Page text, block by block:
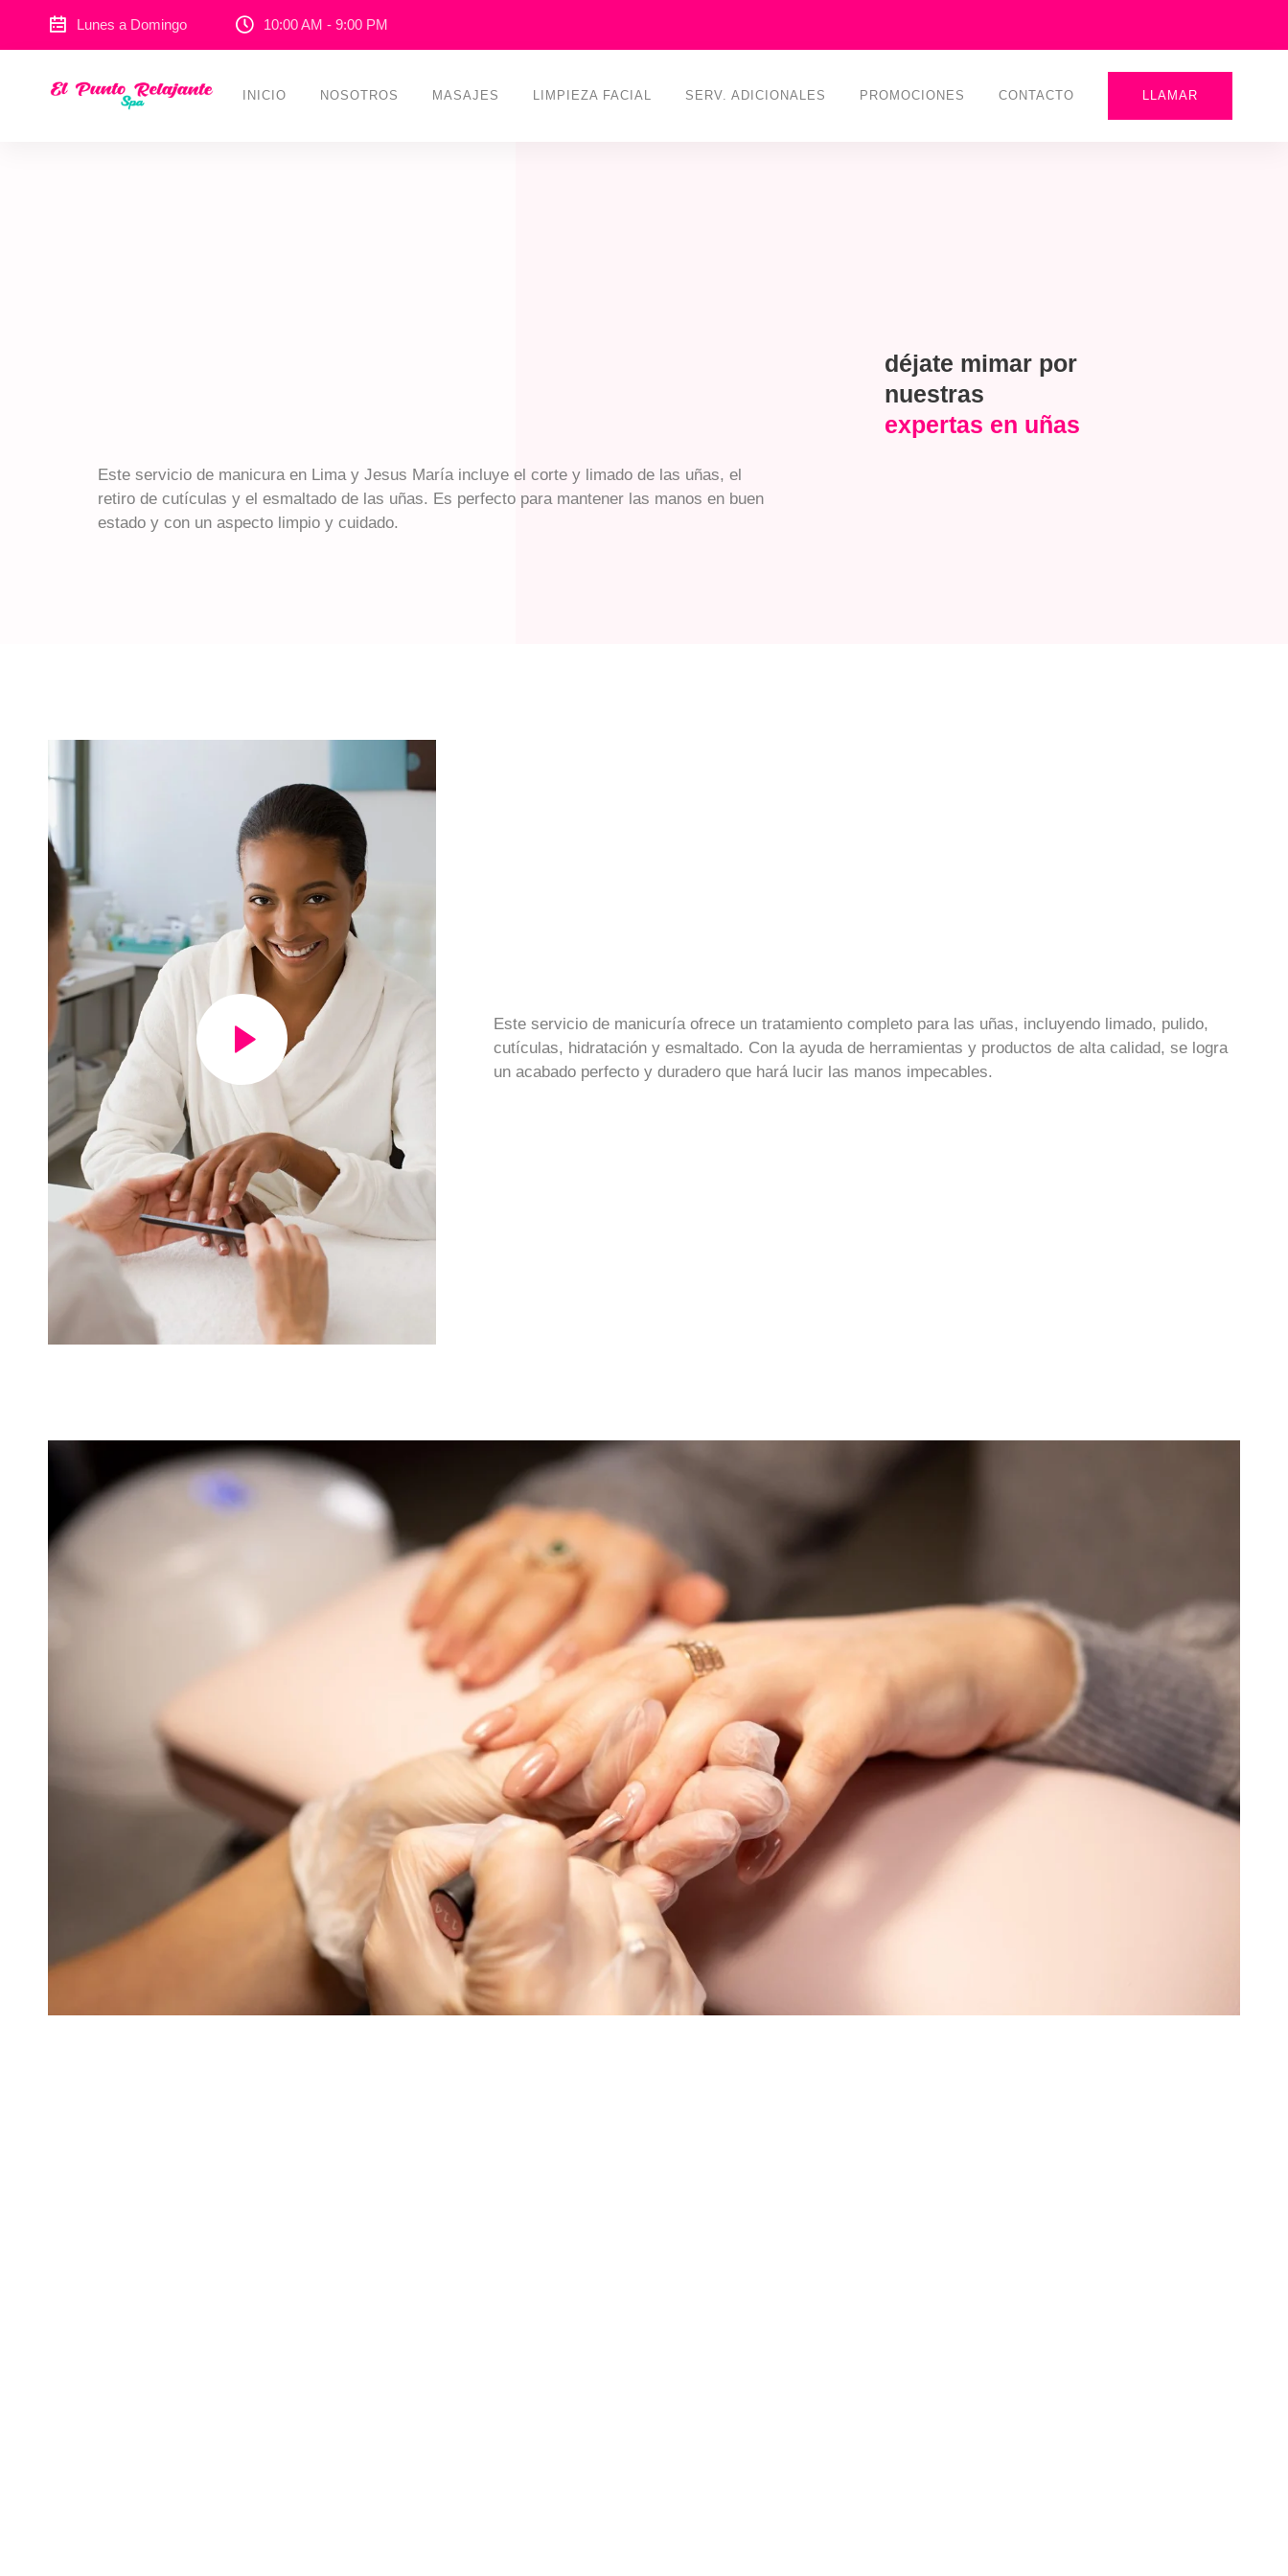
Lunes a Domingo 10:00 AM - 9:00 PM
INICIO NOSOTROS MASAJES LIMPIEZA FACIAL SERV. ADICIONALES PROMOCIONES CONTACTO LLAMAR
Este servicio de manicura en Lima y Jesus María incluye el corte y limado de las uñas, el
retiro de cutículas y el esmaltado de las uñas. Es perfecto para mantener las manos en buen
estado y con un aspecto limpio y cuidado.
déjate mimar por
nuestras
expertas en uñas
Este servicio de manicuría ofrece un tratamiento completo para las uñas, incluyendo limado, pulido,
cutículas, hidratación y esmaltado. Con la ayuda de herramientas y productos de alta calidad, se logra
un acabado perfecto y duradero que hará lucir las manos impecables.